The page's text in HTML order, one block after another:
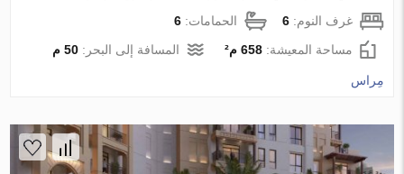
غرف النوم:6 الحمامات:6
مساحة المعيشة:658 م² المسافة إلى البحر:50 م
مِراس